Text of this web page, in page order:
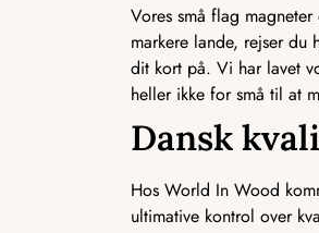
Vores små flag
markere lande, rejser
dit kort på. Vi har lavet
heller ikke for små til at
Dansk
Hos World In Wood
ultimative kontrol over